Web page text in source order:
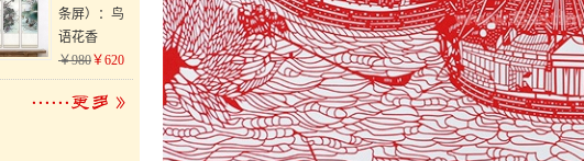
条屏）：鸟
语花香
￥980￥620